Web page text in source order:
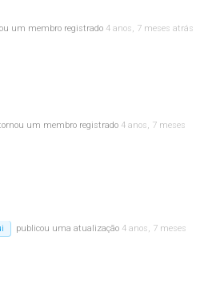
um membro registrado 4 anos, 7 meses atrás
um membro registrado 4 anos, 7 meses
publicou uma atualização 4 anos, 7 meses